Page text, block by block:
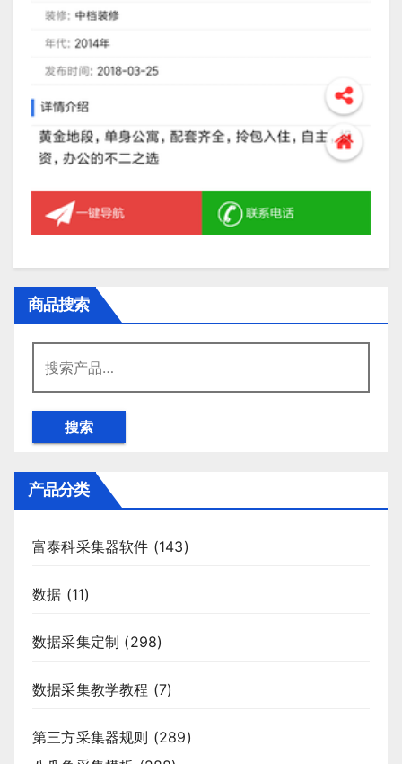
商品搜索
索：
搜索
产品分类
富泰科采集器软件 (143)
数据 (11)
数据采集定制 (298)
数据采集教学教程 (7)
第三方采集器规则 (289)